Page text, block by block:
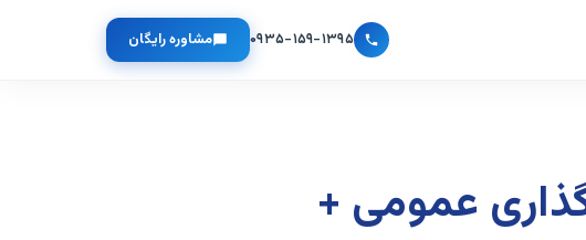
۰۹۳۵-۱۵۹-۱۳۹۵ مشاوره رایگان
عمومی +